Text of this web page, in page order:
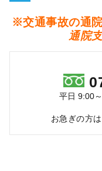
※交通事故の通
通院
平日 9:00
お急ぎの方